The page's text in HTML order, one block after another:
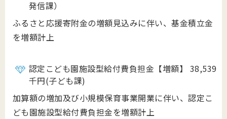
発信課）
ふるさと応援寄附金の増額見込みに伴い、基金積立金
を増額計上
認定こども園施設型給付費負担金【増額】 38,539
千円(子ども課)
加算額の増加及び小規模保育事業開業に伴い、認定こ
ども園施設型給付費負担金を増額計上